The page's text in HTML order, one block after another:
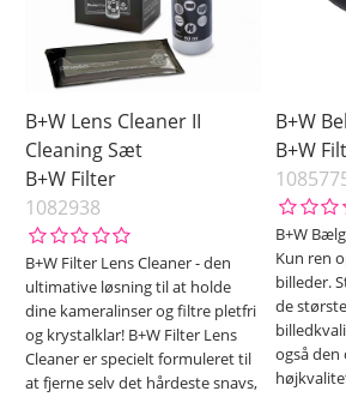
B+W Lens Cleaner II
Cleaning Sæt
B+W Filter
1082938
B+W Filter Lens Cleaner - den
ultimative løsning til at holde
dine kameralinser og filtre pletfri
og krystalklar! B+W Filter Lens
Cleaner er specielt formuleret til
at fjerne selv det hårdeste snavs,
B+W
B+W
B+W
Kun ren
billeder.
de
også den